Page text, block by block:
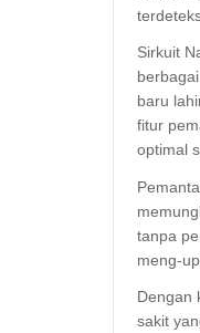
Sirkuit
baru
fitur
optimal
tanpa
meng-
Dengan
sakit